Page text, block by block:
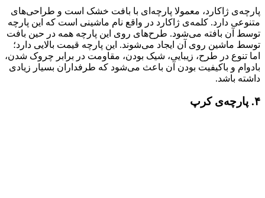
پارچه‌ی ژاکارد، معمولا پارچه‌ای با بافت خشک است و طراحی‌های
متنوعی دارد. کلمه‌ی ژاکارد در واقع نام ماشینی است که این پارچه
توسط آن بافته می‌شود. طرح‌های روی این پارچه همه در حین بافت
توسط ماشین روی آن ایجاد می‌شوند. این پارچه قیمت بالایی دارد؛
اما تنوع در طرح، زیبایی، شیک بودن، مقاومت در برابر چروک شدن،
بادوام و باکیفیت بودن آن باعث می‌شود که طرفداران بسیار زیادی
داشته باشد.
۴. پارچه‌ی کرپ